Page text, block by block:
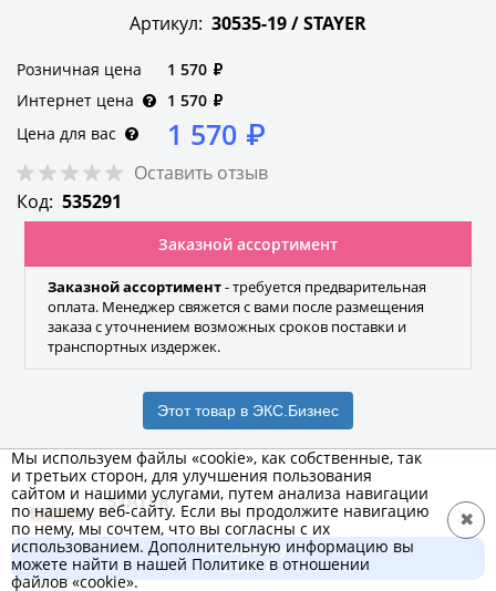
Артикул: 30535-19 /STAYER
Розничная цена 1 570 ₽
Интернет цена
1 570 ₽
Цена для вас
1 570 ₽
Оставить отзыв
Код: 535291
Заказной ассортимент
Заказной ассортимент- требуется предварительная
оплата. Менеджер свяжется с вами после размещения
заказа с уточнением возможных сроков поставки и
транспортных издержек.
Этот товар в ЭКС.Бизнес
STAYER
Бренд
В корзину
1 570 ₽
Мы используем файлы «cookie», как собственные, так
и третьих сторон, для улучшения пользования
сайтом и нашими услугами, путем анализа навигации
по нашему веб-сайту. Если вы продолжите навигацию
по нему, мы сочтем, что вы согласны с их
использованием. Дополнительную информацию вы
можете найти в нашей Политике в отношении
файлов «cookie».
✖